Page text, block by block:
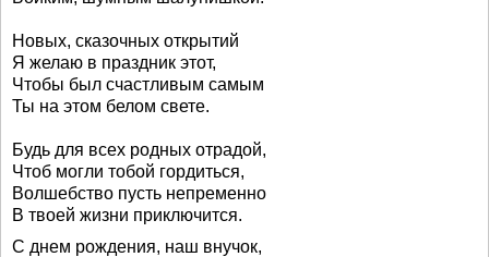
Новых, сказочных открытий
Я желаю в праздник этот,
Чтобы был счастливым самым
Ты на этом белом свете.
Будь для всех родных отрадой,
Чтоб могли тобой гордиться,
Волшебство пусть непременно
В твоей жизни приключится.
С днем рождения, наш внучок,